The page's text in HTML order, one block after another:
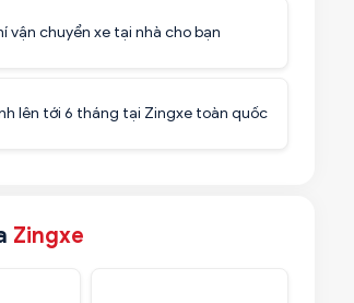
vận chuyển xe tại nhà cho bạn
lên tới 6 tháng tại Zingxe toàn quốc
Zingxe